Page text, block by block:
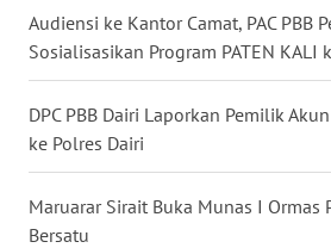
Audiensi ke Kantor Camat, PAC PBB
Sosialisasikan Program PATEN KALI
DPC PBB Dairi Laporkan Pemilik
ke Polres Dairi
Maruarar Sirait Buka Munas I Ormas
Bersatu
LESUNG
KARO